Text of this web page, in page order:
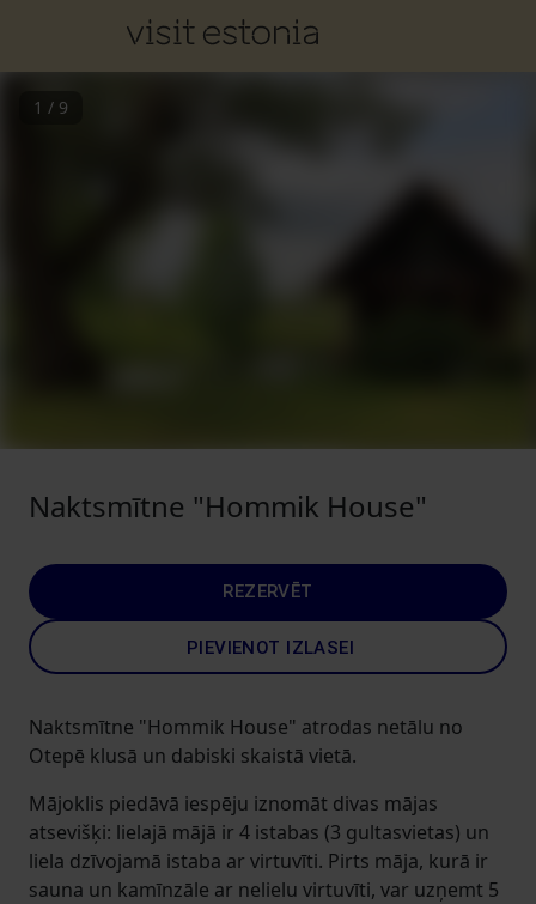
1 / 9
Naktsmītne "Hommik House"
REZERVĒT
PIEVIENOT IZLASEI
Naktsmītne "Hommik House" atrodas netālu no
Otepē klusā un dabiski skaistā vietā.
Mājoklis piedāvā iespēju iznomāt divas mājas
atsevišķi: lielajā mājā ir 4 istabas (3 gultasvietas) un
liela dzīvojamā istaba ar virtuvīti. Pirts māja, kurā ir
sauna un kamīnzāle ar nelielu virtuvīti, var uzņemt 5